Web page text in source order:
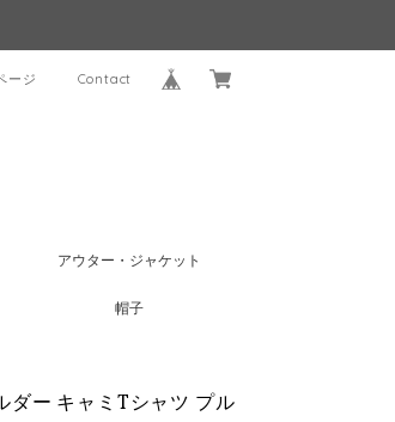
ージ Contact
アウター・ジャケット
帽子
ダー キャミTシャツ プル